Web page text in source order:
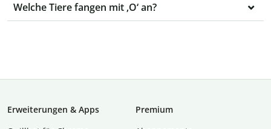
Welche Tiere fangen mit ‚O‘ an?
Erweiterungen & Apps
Premium